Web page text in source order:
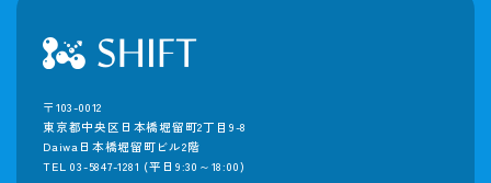
〒103-0012
東京都中央区日本橋堀留町2丁目9-8
Daiwa日本橋堀留町ビル2階
TEL 03-5847-1281 (平日9:30～18:00)